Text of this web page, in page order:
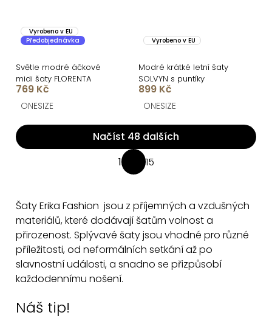
Vyrobeno v EU
Předobjednávka
Světle modré áčkové
midi šaty FLORENTA
769 Kč
ONESIZE
Vyrobeno v EU
Modré krátké letní šaty
SOLVYN s puntíky
899 Kč
ONESIZE
O
v
á
d
a
c
í
Načíst 48 dalších
S
á
n
k
o
v
1 15
Šaty Erika Fashion jsou z příjemných a vzdušných
materiálů, které dodávají šatům volnost a
přirozenost. Splývavé šaty jsou vhodné pro různé
příležitosti, od neformálních setkání až po
slavnostní události, a snadno se přizpůsobí
každodennímu nošení.
Náš tip!